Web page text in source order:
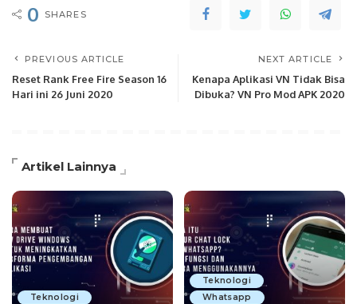
0 SHARES
PREVIOUS ARTICLE
Reset Rank Free Fire Season 16
Hari ini 26 Juni 2020
NEXT ARTICLE
Kenapa Aplikasi VN Tidak Bisa
Dibuka? VN Pro Mod APK 2020
Artikel Lainnya
Teknologi
Teknologi
Whatsapp